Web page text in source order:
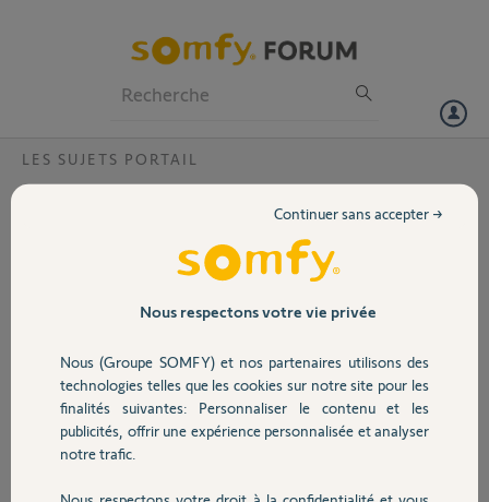
Volet
Sécurité
Domotique
LES SUJETS PORTAIL
Caméra abîmée de l'intérieur Modèle V600
La caméra du portier à Empreintes modèle V600
réparer, nettoyer la lentille intérieure ou le sav
Merci,
Nous respectons votre vie privée
Nous (Groupe SOMFY) et nos partenaires utilisons des
technologies telles que les cookies sur notre site pour les
finalités suivantes: Personnaliser le contenu et les
publicités, offrir une expérience personnalisée et analyser
notre trafic.
Continuer sans accepter →